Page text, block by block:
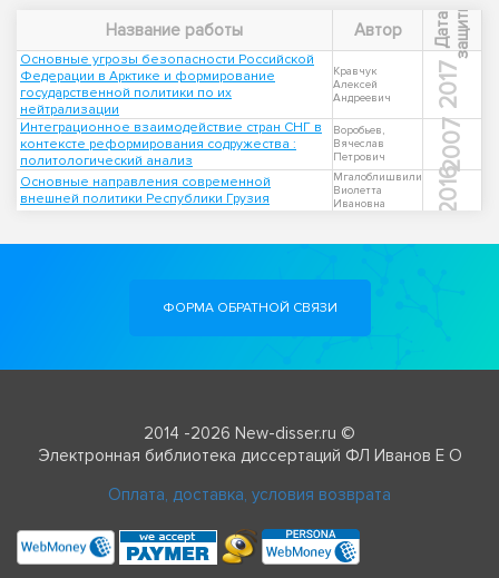
Название работы Автор Д
а
т
а
з
а
щ
и
т ы
Основные угрозы безопасности Российской
Федерации в Арктике и формирование
государственной политики по их
нейтрализации
Кравчук
Алексей
Андреевич
2017
Интеграционное взаимодействие стран СНГ в
контексте реформирования содружества :
политологический анализ
Воробьев,
Вячеслав
Петрович
2007
Основные направления современной
внешней политики Республики Грузия
Мгалоблишвили
Виолетта
Ивановна
2016
ФОРМА ОБРАТНОЙ СВЯЗИ
2014 -2026 New-disser.ru ©
Электронная библиотека диссертаций ФЛ Иванов Е О
Оплата, доставка, условия возврата